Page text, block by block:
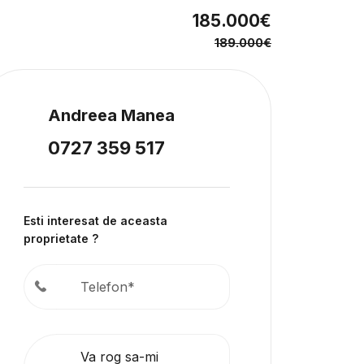
185.000€
189.000€
Andreea Manea
0727 359 517
Esti interesat de aceasta
proprietate ?